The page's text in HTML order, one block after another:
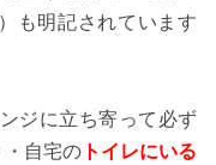
も明記されています
ジに立ち寄って必ず
自宅の トイレにいる